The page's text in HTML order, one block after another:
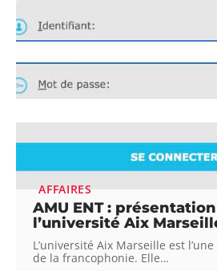
AFFAIRES
AMU ENT :
l’université Aix
L’université Aix Marseille est
de la francophonie. Elle…